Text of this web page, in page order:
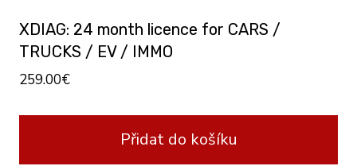
XDIAG: 24 month licence for CARS /
TRUCKS / EV / IMMO
259.00€
Přidat do košíku